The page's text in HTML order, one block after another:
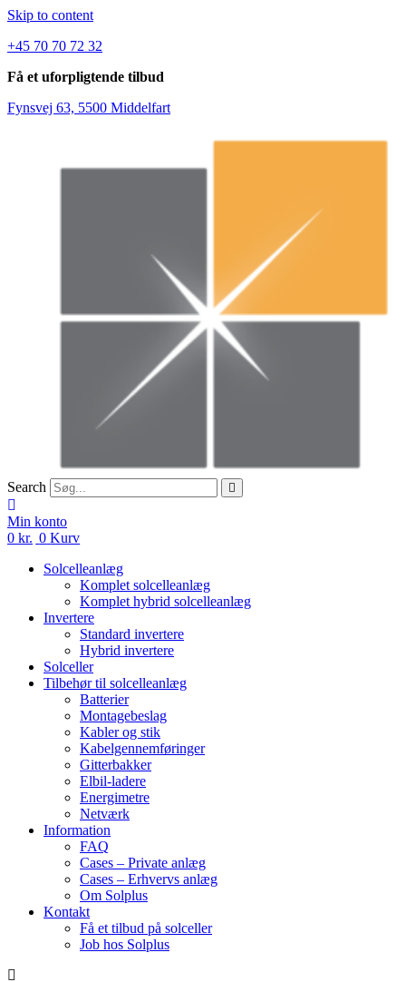
Skip to content
+45 70 70 72 32
Få et uforpligtende tilbud
Fynsvej 63, 5500 Middelfart
Search
Min konto
0 kr. 0 Kurv
Solcelleanlæg
Komplet solcelleanlæg
Komplet hybrid solcelleanlæg
Invertere
Standard invertere
Hybrid invertere
Solceller
Tilbehør til solcelleanlæg
Batterier
Montagebeslag
Kabler og stik
Kabelgennemføringer
Gitterbakker
Elbil-ladere
Energimetre
Netværk
Information
FAQ
Cases – Private anlæg
Cases – Erhvervs anlæg
Om Solplus
Kontakt
Få et tilbud på solceller
Job hos Solplus